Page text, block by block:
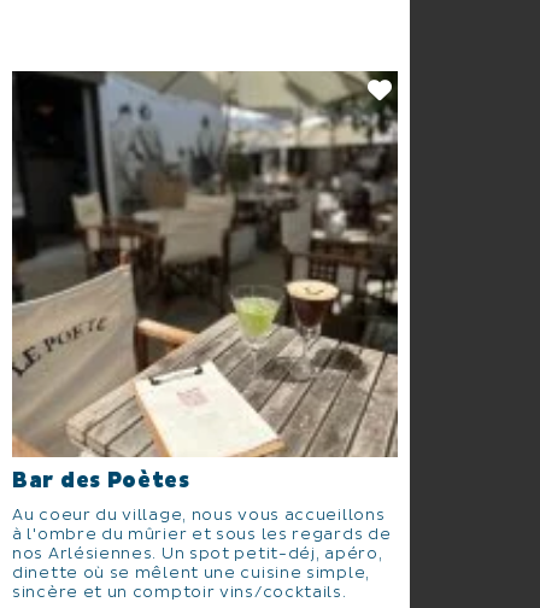
Bar des Poètes
Au coeur du village, nous vous accueillons
à l'ombre du mûrier et sous les regards de
nos Arlésiennes. Un spot petit-déj, apéro,
dinette où se mêlent une cuisine simple,
sincère et un comptoir vins/cocktails.